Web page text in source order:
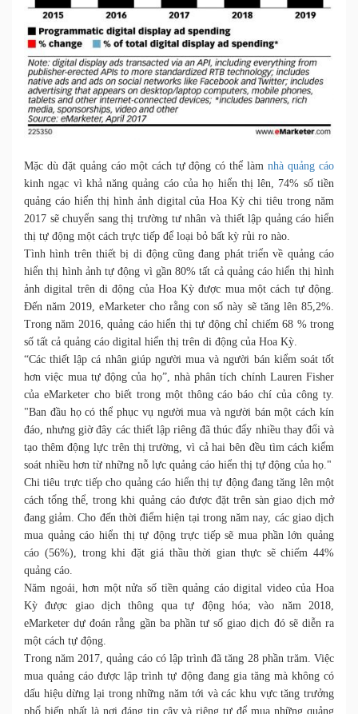
Mặc dù đặt quảng cáo một cách tự động có thể làmnhà quảng cáo
kinh ngạc vì khả năngquảng cáo của họ hiển thị lên, 74% số tiền
quảng cáo hiển thị hình ảnh digital của Hoa Kỳ chi tiêu trong năm
2017 sẽ chuyển sang thị trường tư nhân và thiết lập quảng cáo hiển
thị tự động một cách trực tiếp để loại bỏ bất kỳ rủi ro nào.
Tình hình trên thiết bị di động cũng đang phát triển về quảng cáo
hiển thị hình ảnh tự động vì gần 80% tất cả quảng cáo hiển thị hình
ảnh digital trên di động của Hoa Kỳ được mua một cách tự động.
Đến năm 2019, eMarketer cho rằng con số này sẽ tăng lên 85,2%.
Trong năm 2016, quảng cáo hiển thị tự động chỉ chiếm 68 % trong
số tất cả quảng cáo digital hiển thị trên di động của Hoa Kỳ.
“Các thiết lập cá nhân giúp người mua và người bán kiểm soát tốt
hơn việc mua tự động của họ”, nhà phân tích chính Lauren Fisher
của eMarketer cho biết trong một thông cáo báo chí của công ty.
"Ban đầu họ có thể phục vụ người mua và người bán một cách kín
đáo, nhưng giờ đây các thiết lập riêng đã thúc đẩy nhiều thay đổi và
tạo thêm động lực trên thị trường, vì cả hai bên đều tìm cách kiểm
soát nhiều hơn từ những nỗ lực quảng cáo hiển thị tự động của họ."
Chi tiêu trực tiếp cho quảng cáo hiển thị tự động đang tăng lên một
cách tổng thể, trong khi quảng cáo được đặt trên sàn giao dịch mở
đang giảm. Cho đến thời điểm hiện tại trong năm nay, các giao dịch
mua quảng cáo hiển thị tự động trực tiếp sẽ mua phần lớn quảng
cáo (56%), trong khi đặt giá thầu thời gian thực sẽ chiếm 44%
quảng cáo.
Năm ngoái, hơn một nửa số tiền quảng cáo digital video của Hoa
Kỳ được giao dịch thông qua tự động hóa; vào năm 2018,
eMarketer dự đoán rằng gần ba phần tư số giao dịch đó sẽ diễn ra
một cách tự động.
Trong năm 2017, quảng cáo có lập trình đã tăng 28 phần trăm. Việc
mua quảng cáo được lập trình tự động đang gia tăng mà không có
dấu hiệu dừng lại trong những năm tới và các khu vực tăng trưởng
phổ biến nhất là nơi đáng tin cậy và riêng tư để mua những quảng